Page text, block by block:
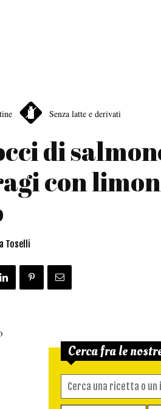
Senza latte e derivati
di
con
Toselli
Cerca fra le